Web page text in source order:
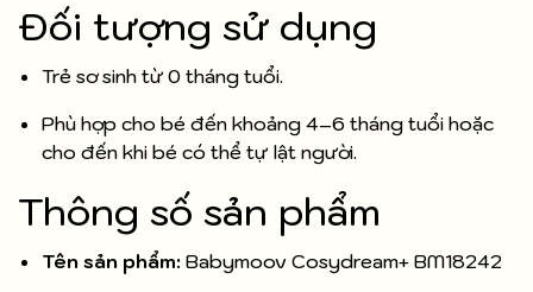
Đối tượng sử dụng
Trẻ sơ sinh từ 0 tháng tuổi.
Phù hợp cho bé đến khoảng 4–6 tháng tuổi hoặc
cho đến khi bé có thể tự lật người.
Thông số sản phẩm
Tên sản phẩm: Babymoov Cosydream+ BM18242